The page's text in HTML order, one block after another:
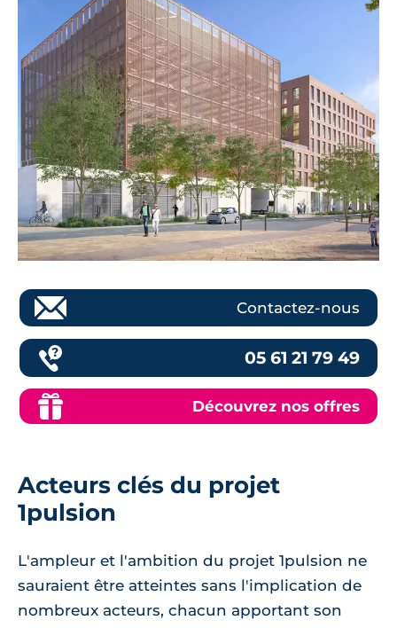
Contactez-nous
05 61 21 79 49
Découvrez nos offres
Acteurs clés du projet
1pulsion
L'ampleur et l'ambition du projet 1pulsion ne
sauraient être atteintes sans l'implication de
nombreux acteurs, chacun apportant son